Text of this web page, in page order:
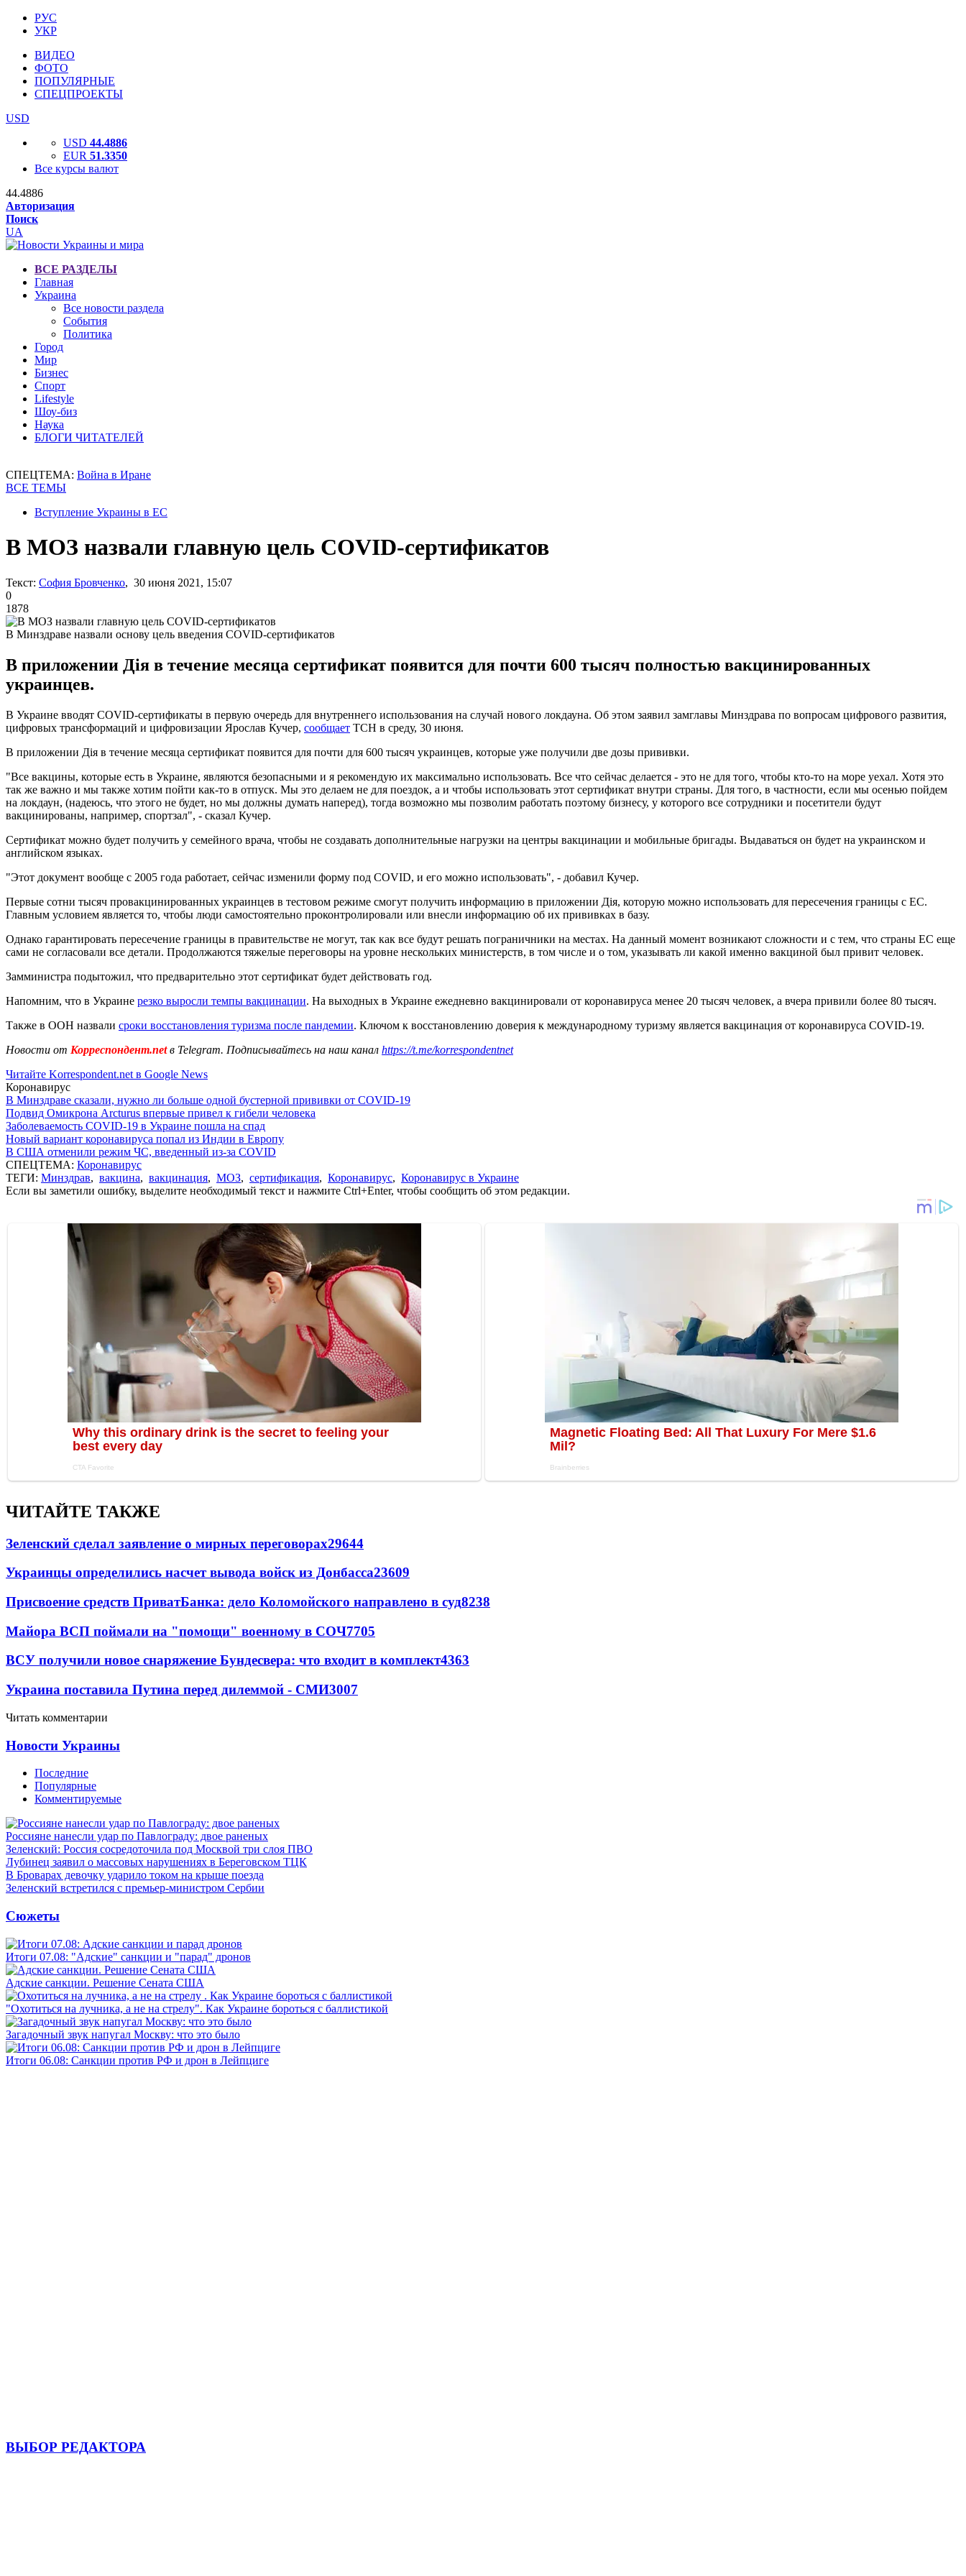
РУС
УКР
ВИДЕО
ФОТО
ПОПУЛЯРНЫЕ
СПЕЦПРОЕКТЫ
USD
USD 44.4886
EUR 51.3350
Все курсы валют
44.4886
Авторизация
Поиск
UA
ВСЕ РАЗДЕЛЫ
Главная
Украина
Все новости раздела
События
Политика
Город
Мир
Бизнес
Спорт
Lifestyle
Шоу-биз
Наука
БЛОГИ ЧИТАТЕЛЕЙ
СПЕЦТЕМА: Война в Иране
ВСЕ ТЕМЫ
Вступление Украины в ЕС
В МОЗ назвали главную цель COVID-сертификатов
Текст: София Бровченко, 30 июня 2021, 15:07
0
1878
В Минздраве назвали основу цель введения COVID-сертификатов
В приложении Дія в течение месяца сертификат появится для почти 600 тысяч полностью вакцинированных
украинцев.
В Украине вводят COVID-сертификаты в первую очередь для внутреннего использования на случай нового локдауна. Об этом заявил замглавы Минздрава по вопросам цифрового развития,
цифровых трансформаций и цифровизации Ярослав Кучер, сообщает ТСН в среду, 30 июня.
В приложении Дія в течение месяца сертификат появится для почти для 600 тысяч украинцев, которые уже получили две дозы прививки.
"Все вакцины, которые есть в Украине, являются безопасными и я рекомендую их максимально использовать. Все что сейчас делается - это не для того, чтобы кто-то на море уехал. Хотя это
так же важно и мы также хотим пойти как-то в отпуск. Мы это делаем не для поездок, а и чтобы использовать этот сертификат внутри страны. Для того, в частности, если мы осенью пойдем
на локдаун, (надеюсь, что этого не будет, но мы должны думать наперед), тогда возможно мы позволим работать поэтому бизнесу, у которого все сотрудники и посетители будут
вакцинированы, например, спортзал", - сказал Кучер.
Сертификат можно будет получить у семейного врача, чтобы не создавать дополнительные нагрузки на центры вакцинации и мобильные бригады. Выдаваться он будет на украинском и
английском языках.
"Этот документ вообще с 2005 года работает, сейчас изменили форму под COVID, и его можно использовать", - добавил Кучер.
Первые сотни тысяч провакцинированных украинцев в тестовом режиме смогут получить информацию в приложении Дія, которую можно использовать для пересечения границы с ЕС.
Главным условием является то, чтобы люди самостоятельно проконтролировали или внесли информацию об их прививках в базу.
Однако гарантировать пересечение границы в правительстве не могут, так как все будут решать пограничники на местах. На данный момент возникают сложности и с тем, что страны ЕС еще
сами не согласовали все детали. Продолжаются тяжелые переговоры на уровне нескольких министерств, в том числе и о том, указывать ли какой именно вакциной был привит человек.
Замминистра подытожил, что предварительно этот сертификат будет действовать год.
Напомним, что в Украине резко выросли темпы вакцинации. На выходных в Украине ежедневно вакцинировали от коронавируса менее 20 тысяч человек, а вчера привили более 80 тысяч.
Также в ООН назвали сроки восстановления туризма после пандемии. Ключом к восстановлению доверия к международному туризму является вакцинация от коронавируса COVID-19.
Новости от Корреспондент.netв Telegram. Подписывайтесь на наш канал https://t.me/korrespondentnet
Читайте Korrespondent.net в Google News
Коронавирус
В Минздраве сказали, нужно ли больше одной бустерной прививки от COVID-19
Подвид Омикрона Arcturus впервые привел к гибели человека
Заболеваемость COVID-19 в Украине пошла на спад
Новый вариант коронавируса попал из Индии в Европу
В США отменили режим ЧС, введенный из-за COVID
СПЕЦТЕМА: Коронавирус
ТЕГИ: Минздрав, вакцина, вакцинация, МОЗ, сертификация, Коронавирус, Коронавирус в Украине
Если вы заметили ошибку, выделите необходимый текст и нажмите Ctrl+Enter, чтобы сообщить об этом редакции.
ЧИТАЙТЕ ТАКЖЕ
Зеленский сделал заявление о мирных переговорах29644
Украинцы определились насчет вывода войск из Донбасса23609
Присвоение средств ПриватБанка: дело Коломойского направлено в суд8238
Майора ВСП поймали на "помощи" военному в СОЧ7705
ВСУ получили новое снаряжение Бундесвера: что входит в комплект4363
Украина поставила Путина перед дилеммой - СМИ3007
Читать комментарии
Новости Украины
Последние
Популярные
Комментируемые
Россияне нанесли удар по Павлограду: двое раненых
Зеленский: Россия сосредоточила под Москвой три слоя ПВО
Лубинец заявил о массовых нарушениях в Береговском ТЦК
В Броварах девочку ударило током на крыше поезда
Зеленский встретился с премьер-министром Сербии
Сюжеты
Итоги 07.08: "Адские" санкции и "парад" дронов
Адские санкции. Решение Сената США
"Охотиться на лучника, а не на стрелу". Как Украине бороться с баллистикой
Загадочный звук напугал Москву: что это было
Итоги 06.08: Санкции против РФ и дрон в Лейпциге
ВЫБОР РЕДАКТОРА